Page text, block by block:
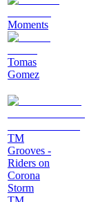
Moments
Tomas
Gomez
TM
Grooves -
Riders on
Corona
Storm